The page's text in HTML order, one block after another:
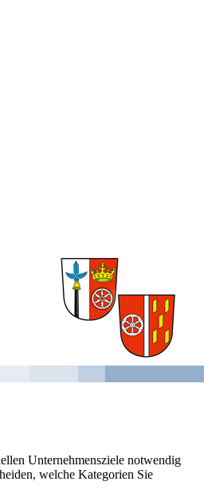
Unternehmensziele notwendig
welche Kategorien Sie